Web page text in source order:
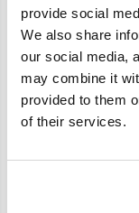
provide social
We also share
our social media,
may combine it
provided to them
of their services.
Specificaties
Merk
Artikelcode